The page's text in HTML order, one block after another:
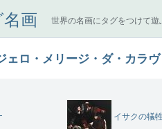
画 世界の名画にタグをつけて遊
ェロ・メリージ・ダ・カラ
イサクの犠